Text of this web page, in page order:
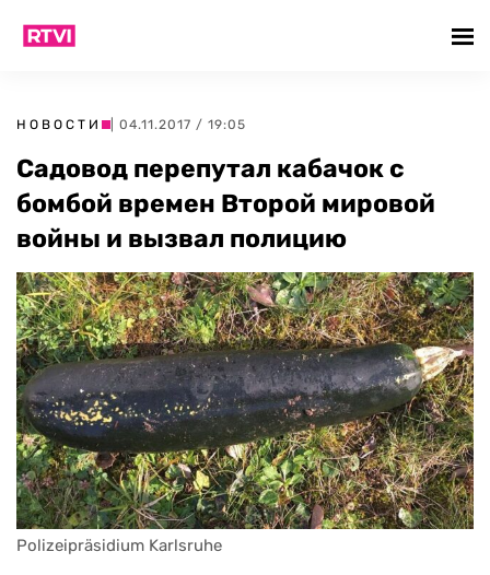
НОВОСТИ | 04.11.2017 / 19:05
Садовод перепутал кабачок с
бомбой времен Второй мировой
войны и вызвал полицию
Polizeipräsidium Karlsruhe